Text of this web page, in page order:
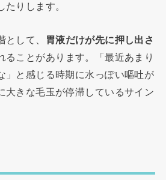
りします。
して、
胃液だけが先に押し出さ
ることがあります。「最近あまり
」と感じる時期に水っぽい嘔吐が
大きな毛玉が停滞しているサイン